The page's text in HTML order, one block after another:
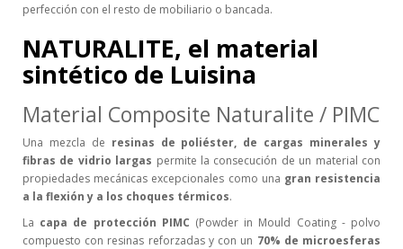
perfección con el resto de mobiliario o bancada.
NATURALITE, el material
sintético de Luisina
Material Composite Naturalite / PIMC
Una mezcla de resinas de poliéster, de cargas minerales y
fibras de vidrio largas permite la consecución de un material con
propiedades mecánicas excepcionales como una gran resistencia
a la flexión y a los choques térmicos.
La capa de protección PIMC (Powder in Mould Coating - polvo
compuesto con resinas reforzadas y con un 70% de microesferas